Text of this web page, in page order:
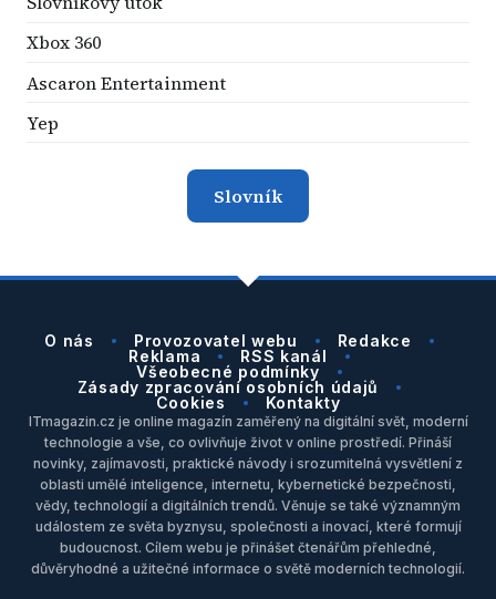
Xbox 360
Ascaron Entertainment
Yep
Slovník
O nás Provozovatel webu
Redakce
Reklama
RSS kanál
Všeobecné podmínky
Zásady zpracování osobních údajů
Cookies
Kontakty
ITmagazin.cz je online magazín zaměřený na digitální svět, moderní
technologie a vše, co ovlivňuje život v online prostředí. Přináší
novinky, zajímavosti, praktické návody i srozumitelná vysvětlení z
oblasti umělé inteligence, internetu, kybernetické bezpečnosti,
vědy, technologií a digitálních trendů. Věnuje se také významným
událostem ze světa byznysu, společnosti a inovací, které formují
budoucnost. Cílem webu je přinášet čtenářům přehledné,
důvěryhodné a užitečné informace o světě moderních technologií.